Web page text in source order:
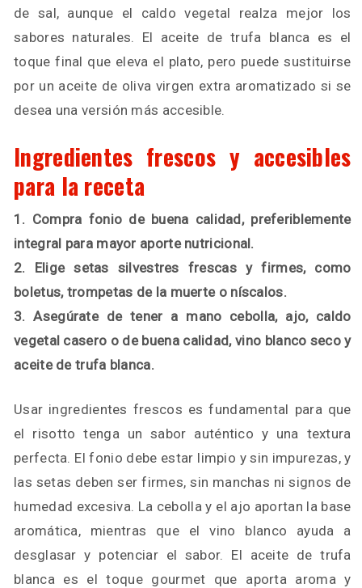
de sal, aunque el caldo vegetal realza mejor los
sabores naturales. El aceite de trufa blanca es el
toque final que eleva el plato, pero puede sustituirse
por un aceite de oliva virgen extra aromatizado si se
desea una versión más accesible.
Ingredientes frescos y accesibles
para la receta
1. Compra fonio de buena calidad, preferiblemente
integral para mayor aporte nutricional.
2. Elige setas silvestres frescas y firmes, como
boletus, trompetas de la muerte o níscalos.
3. Asegúrate de tener a mano cebolla, ajo, caldo
vegetal casero o de buena calidad, vino blanco seco y
aceite de trufa blanca.
Usar ingredientes frescos es fundamental para que
el risotto tenga un sabor auténtico y una textura
perfecta. El fonio debe estar limpio y sin impurezas, y
las setas deben ser firmes, sin manchas ni signos de
humedad excesiva. La cebolla y el ajo aportan la base
aromática, mientras que el vino blanco ayuda a
desglasar y potenciar el sabor. El aceite de trufa
blanca es el toque gourmet que aporta aroma y